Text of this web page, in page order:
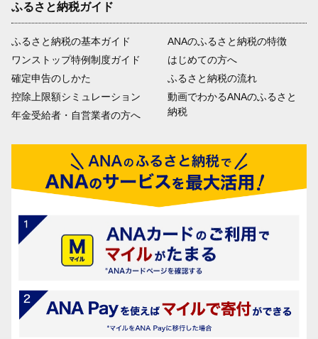
ふるさと納税ガイド
ふるさと納税の基本ガイド
ワンストップ特例制度ガイド
確定申告のしかた
控除上限額シミュレーション
年金受給者・自営業者の方へ
ANAのふるさと納税の特徴
はじめての方へ
ふるさと納税の流れ
動画でわかるANAのふるさと
納税